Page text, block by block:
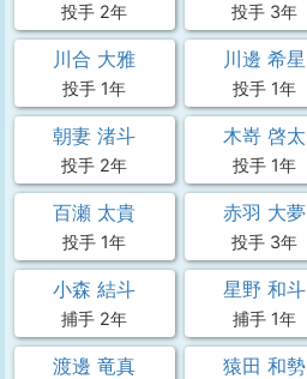
投手 2年 投手 3年
川合 大雅
投手 1年
川邊 希星
投手 1年
朝妻 渚斗
投手 2年
木嵜 啓太
投手 1年
百瀬 太貴
投手 1年
赤羽 大夢
投手 3年
小森 結斗
捕手 2年
星野 和斗
捕手 1年
渡邊 竜真 猿田 和勢